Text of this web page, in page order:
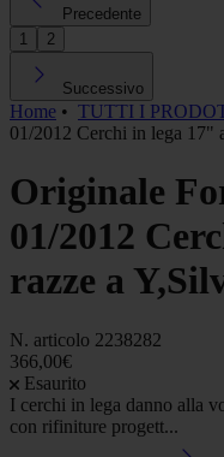
Precedente
1
2
Successivo
Home • TUTTI I
01/2012 Cerchi in lega 17"
Originale
01/2012
razze a
N. articolo 2238282
366,00€
Esaurito
I cerchi in lega danno alla
con rifiniture progett...